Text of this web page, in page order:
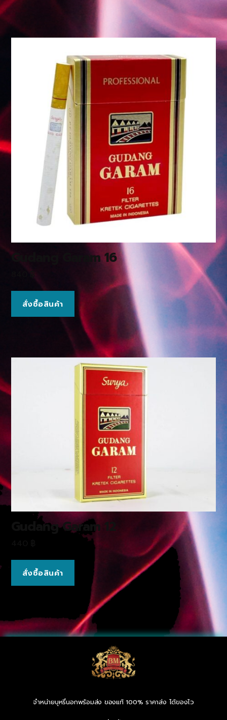
Gudang Garam 16
840฿
สั่งซื้อสินค้า
Gudang Garam 12
สั่งซื้อสินค้า
จำหน่ายบุหรี่นอกพร้อมส่ง ของแท้ 100% ราคาส่ง ได้ของไว